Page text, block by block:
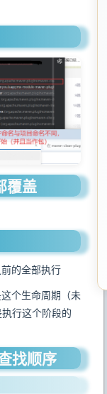
覆盖
的全部执行
个生命周期（未
行这个阶段的
找顺序